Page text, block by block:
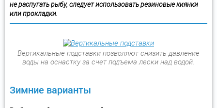
не распугать рыбу, следует использовать резиновые киянки
или прокладки.
Вертикальные подставки позволяют снизить давление
воды на оснастку за счет подъема лески над водой.
Зимние варианты